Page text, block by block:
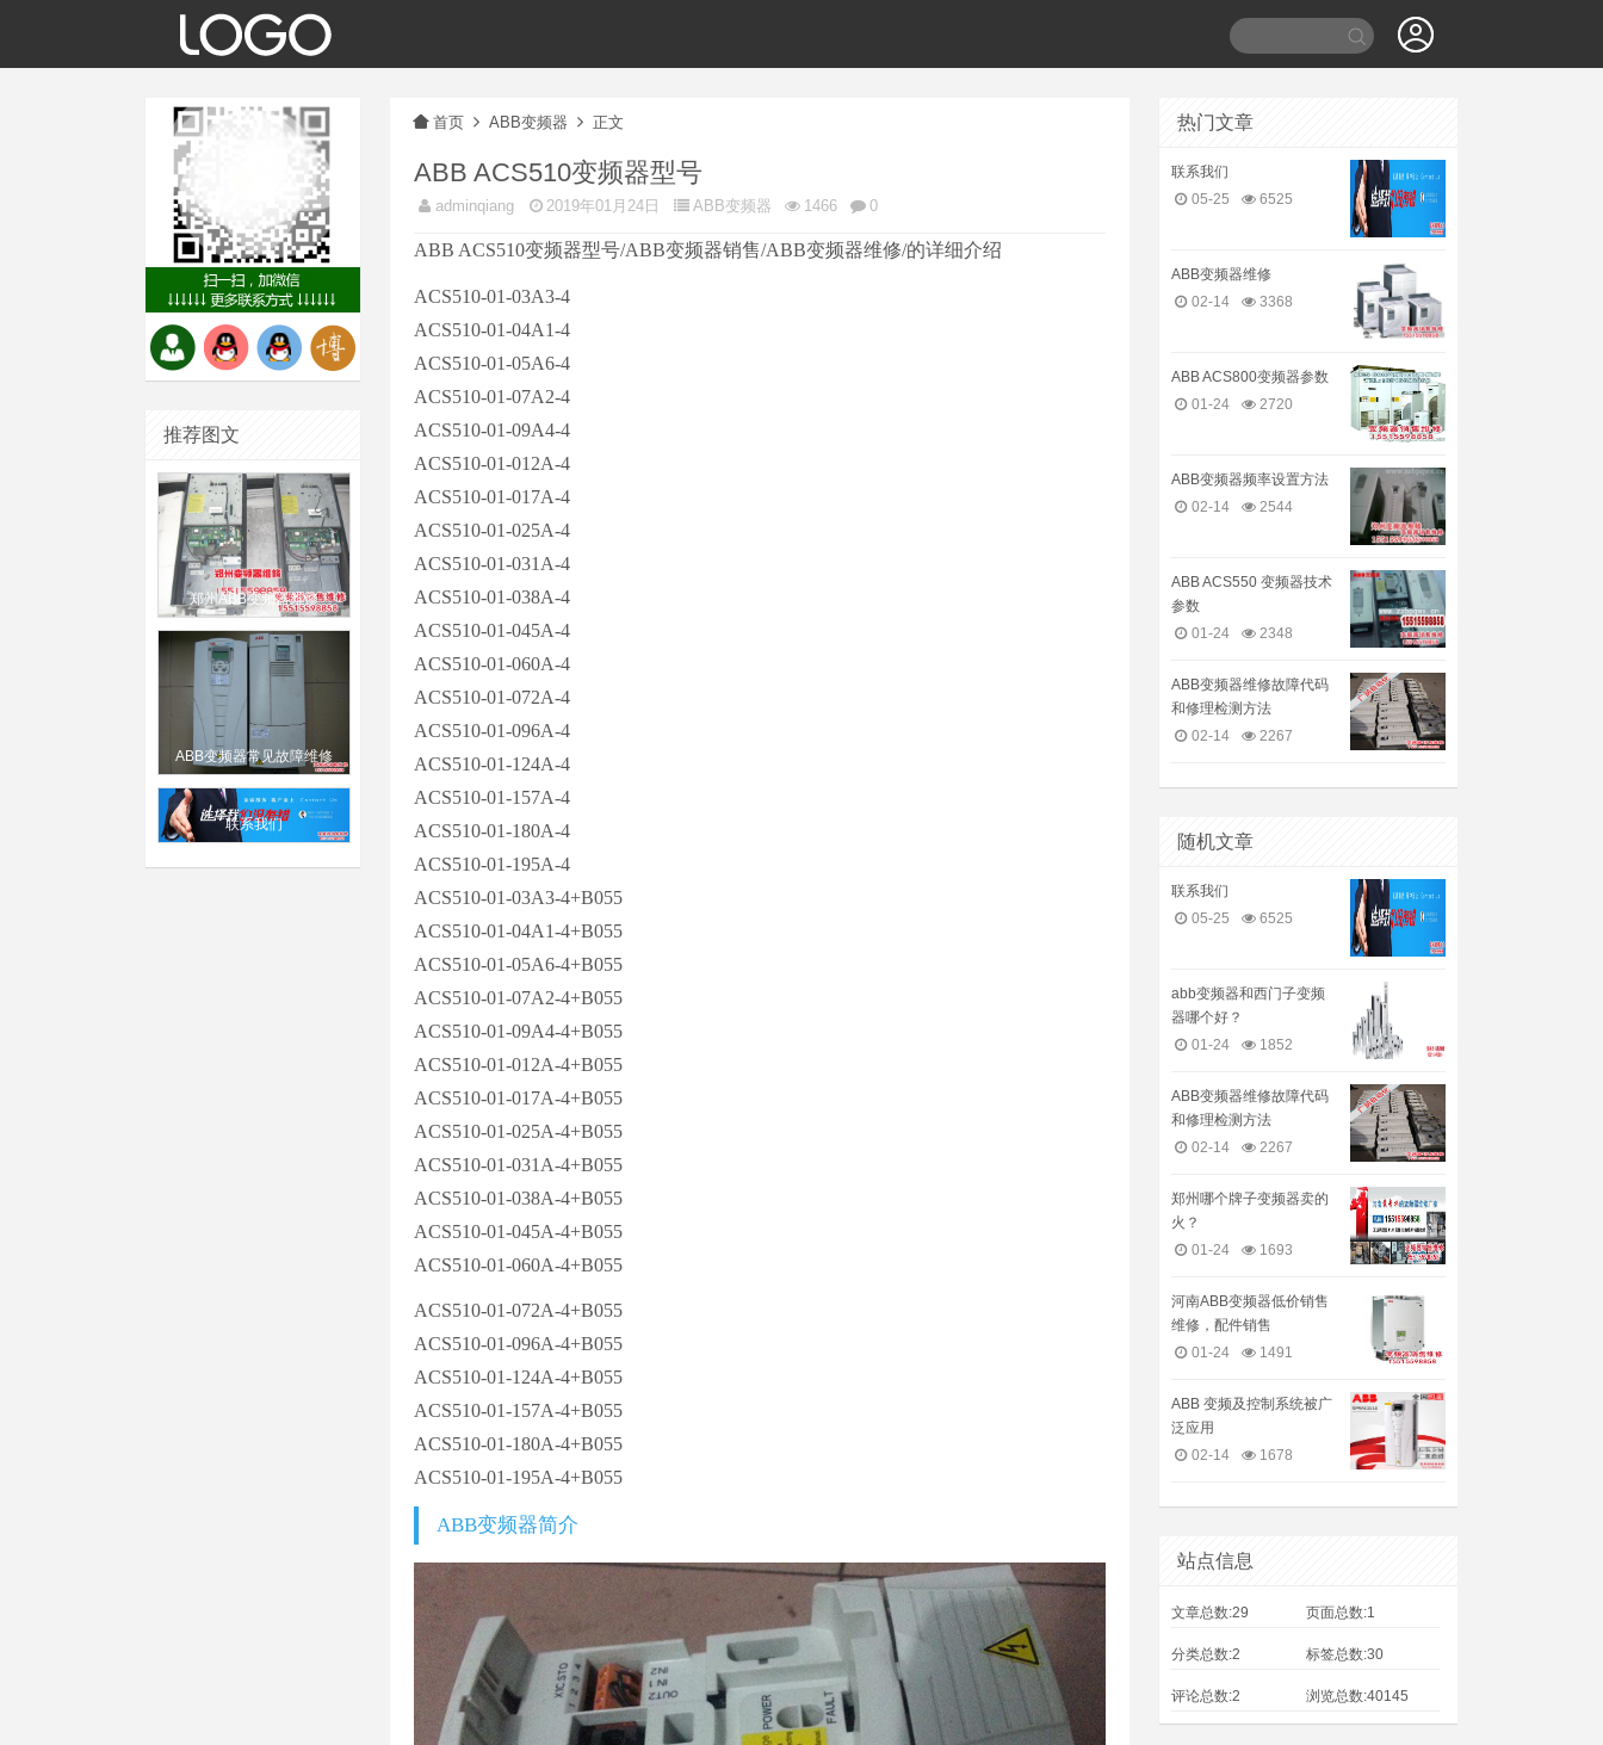
推荐图文
郑州ABB变频器维修
ABB变频器常见故障维修
联系我们
首页 ABB变频器 正文
ABB ACS510变频器型号
adminqiang 2019年01月24日 ABB变频器 1466 0
ABB ACS510变频器型号/ABB变频器销售/ABB变频器维修/的详细介绍
ACS510-01-03A3-4
ACS510-01-04A1-4
ACS510-01-05A6-4
ACS510-01-07A2-4
ACS510-01-09A4-4
ACS510-01-012A-4
ACS510-01-017A-4
ACS510-01-025A-4
ACS510-01-031A-4
ACS510-01-038A-4
ACS510-01-045A-4
ACS510-01-060A-4
ACS510-01-072A-4
ACS510-01-096A-4
ACS510-01-124A-4
ACS510-01-157A-4
ACS510-01-180A-4
ACS510-01-195A-4
ACS510-01-03A3-4+B055
ACS510-01-04A1-4+B055
ACS510-01-05A6-4+B055
ACS510-01-07A2-4+B055
ACS510-01-09A4-4+B055
ACS510-01-012A-4+B055
ACS510-01-017A-4+B055
ACS510-01-025A-4+B055
ACS510-01-031A-4+B055
ACS510-01-038A-4+B055
ACS510-01-045A-4+B055
ACS510-01-060A-4+B055
ACS510-01-072A-4+B055
ACS510-01-096A-4+B055
ACS510-01-124A-4+B055
ACS510-01-157A-4+B055
ACS510-01-180A-4+B055
ACS510-01-195A-4+B055
ABB变频器简介
热门文章
联系我们
05-25
6525
ABB变频器维修
02-14
3368
ABB ACS800变频器参数
01-24
2720
ABB变频器频率设置方法
02-14
2544
ABB ACS550 变频器技术
参数
01-24
2348
ABB变频器维修故障代码
和修理检测方法
02-14
2267
随机文章
联系我们
05-25
6525
abb变频器和西门子变频
器哪个好？
01-24
1852
ABB变频器维修故障代码
和修理检测方法
02-14
2267
郑州哪个牌子变频器卖的
火？
01-24
1693
河南ABB变频器低价销售
维修，配件销售
01-24
1491
ABB 变频及控制系统被广
泛应用
02-14
1678
站点信息
文章总数:29 页面总数:1
分类总数:2 标签总数:30
评论总数:2 浏览总数:40145